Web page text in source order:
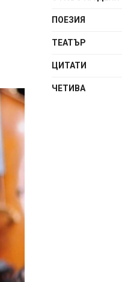
ПОЕЗИЯ
ТЕАТЪР
ЦИТАТИ
ЧЕТИВА